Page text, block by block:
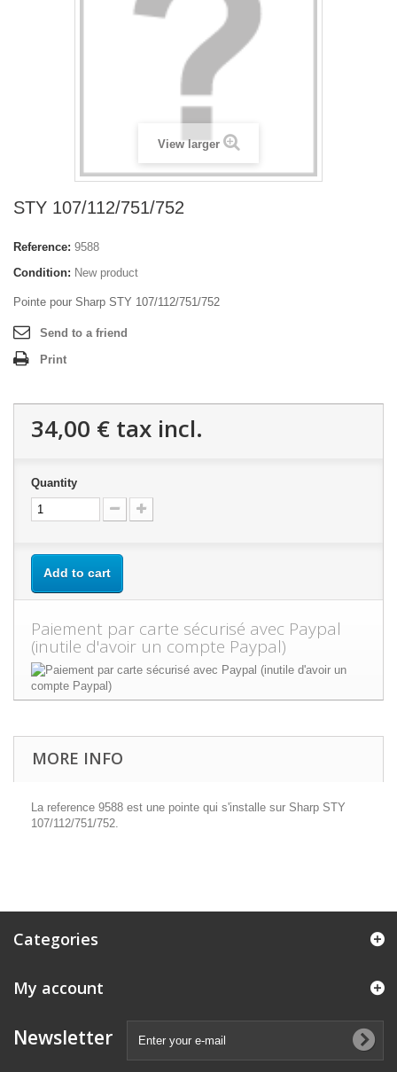
View larger
STY 107/112/751/752
Reference: 9588
Condition: New product
Pointe pour Sharp STY 107/112/751/752
Send to a friend
Print
34,00 € tax incl.
Quantity
Add to cart
Paiement par carte sécurisé avec Paypal
(inutile d'avoir un compte Paypal)
MORE INFO
La reference 9588 est une pointe qui s'installe sur Sharp STY
107/112/751/752.
Categories
My account
Newsletter